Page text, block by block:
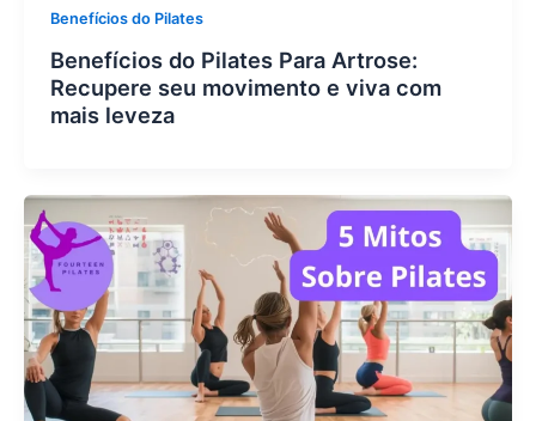
Benefícios do Pilates
Benefícios do Pilates Para Artrose:
Recupere seu movimento e viva com
mais leveza